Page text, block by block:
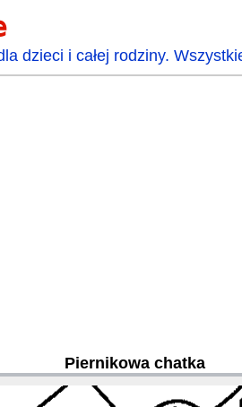
dzieci i całej rodziny.
Piernikowa chatka